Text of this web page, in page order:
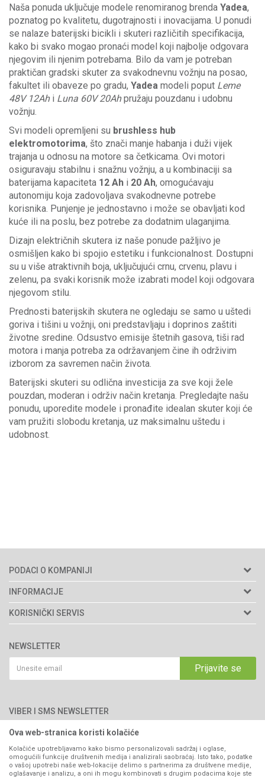
Naša ponuda uključuje modele renomiranog brenda Yadea,
poznatog po kvalitetu, dugotrajnosti i inovacijama. U ponudi
se nalaze baterijski bicikli i skuteri različitih specifikacija,
kako bi svako mogao pronaći model koji najbolje odgovara
njegovim ili njenim potrebama. Bilo da vam je potreban
praktičan gradski skuter za svakodnevnu vožnju na posao,
fakultet ili obaveze po gradu, Yadea modeli poput Leme
48V 12Ahi Luna 60V 20Ahpružaju pouzdanu i udobnu
vožnju.
Svi modeli opremljeni su brushless hub
elektromotorima, što znači manje habanja i duži vijek
trajanja u odnosu na motore sa četkicama. Ovi motori
osiguravaju stabilnu i snažnu vožnju, a u kombinaciji sa
baterijama kapaciteta 12 Ah i 20 Ah, omogućavaju
autonomiju koja zadovoljava svakodnevne potrebe
korisnika. Punjenje je jednostavno i može se obavljati kod
kuće ili na poslu, bez potrebe za dodatnim ulaganjima.
Dizajn električnih skutera iz naše ponude pažljivo je
osmišljen kako bi spojio estetiku i funkcionalnost. Dostupni
su u više atraktivnih boja, uključujući crnu, crvenu, plavu i
zelenu, pa svaki korisnik može izabrati model koji odgovara
njegovom stilu.
Prednosti baterijskih skutera ne ogledaju se samo u uštedi
goriva i tišini u vožnji, oni predstavljaju i doprinos zaštiti
životne sredine. Odsustvo emisije štetnih gasova, tiši rad
motora i manja potreba za održavanjem čine ih održivim
izborom za savremen način života.
Baterijski skuteri su odlična investicija za sve koji žele
pouzdan, moderan i održiv način kretanja. Pregledajte našu
ponudu, uporedite modele i pronađite idealan skuter koji će
vam pružiti slobodu kretanja, uz maksimalnu uštedu i
udobnost.
PODACI O KOMPANIJI
Agromarket d.o.o.
Matični broj: 11003826
76300 Bijeljina
066/44-99-00
INFORMACIJE
O nama
Brendovi
Katalozi
Saradnja
Kontakt
KORISNIČKI SERVIS
Politika privatnosti
Kako kupiti
Isporuka
Pravo na odustajanje
Reklamacije
Povraćaj sredstava
Zamjena artikala
NEWSLETTER
Prijavite se
VIBER I SMS NEWSLETTER
PRATITE NAS
Ova web-stranica koristi kolačiće
Kolačiće upotrebljavamo kako bismo personalizovali sadržaj i oglase,
omogućili funkcije društvenih medija i analizirali saobraćaj. Isto tako, podatke
o vašoj upotrebi naše web-lokacije delimo s partnerima za društvene medije,
oglašavanje i analizu, a oni ih mogu kombinovati s drugim podacima koje ste